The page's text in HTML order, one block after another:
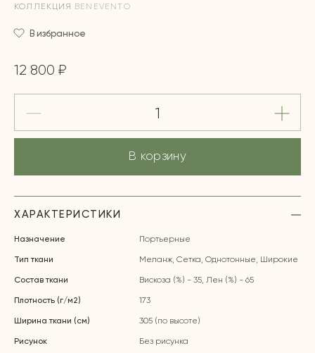
КОЛЛЕКЦИЯ BENEVENTO
В избранное
12 800 ₽
В корзину
ХАРАКТЕРИСТИКИ
Назначение Портьерные
Тип ткани Меланж, Сетка, Однотонные, Широкие
Состав ткани Вискоза (%) - 35, Лен (%) - 65
Плотность (г/м2) 173
Ширина ткани (см) 305 (по высоте)
Рисунок Без рисунка